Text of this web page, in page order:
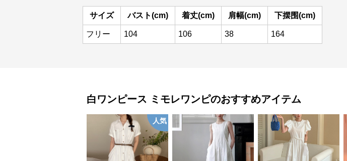
サイズ バスト(cm) 着丈(cm) 肩幅(cm) 下摆围(cm)
フリー 104 106 38 164
白ワンピース ミモレワンピのおすすめアイテム
人気